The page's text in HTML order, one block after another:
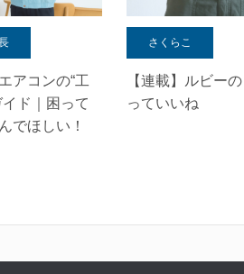
アコンの“工
ド｜困って
でほしい！
さくらこ
【連載】ルビー
っていいね